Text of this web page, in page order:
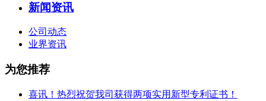
新闻资讯
公司动态
业界资讯
为您推荐
喜讯！热烈祝贺我司获得两项实用新型专利证书！